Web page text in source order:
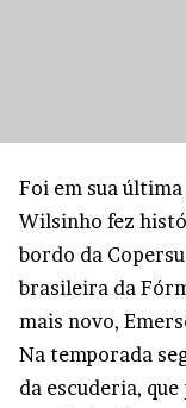
Foi em sua
Wilsinho fez
bordo da
brasileira da
mais novo,
Na temporada
da escuderia,